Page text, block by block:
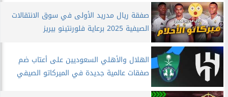
صفقة ريال مدريد الأولى في سوق الانتقالات
الصيفية 2025 برعاية فلورنتينو بيريز
الهلال والأهلي السعوديين على أعتاب ضم
صفقات عالمية جديدة في الميركاتو الصيفي